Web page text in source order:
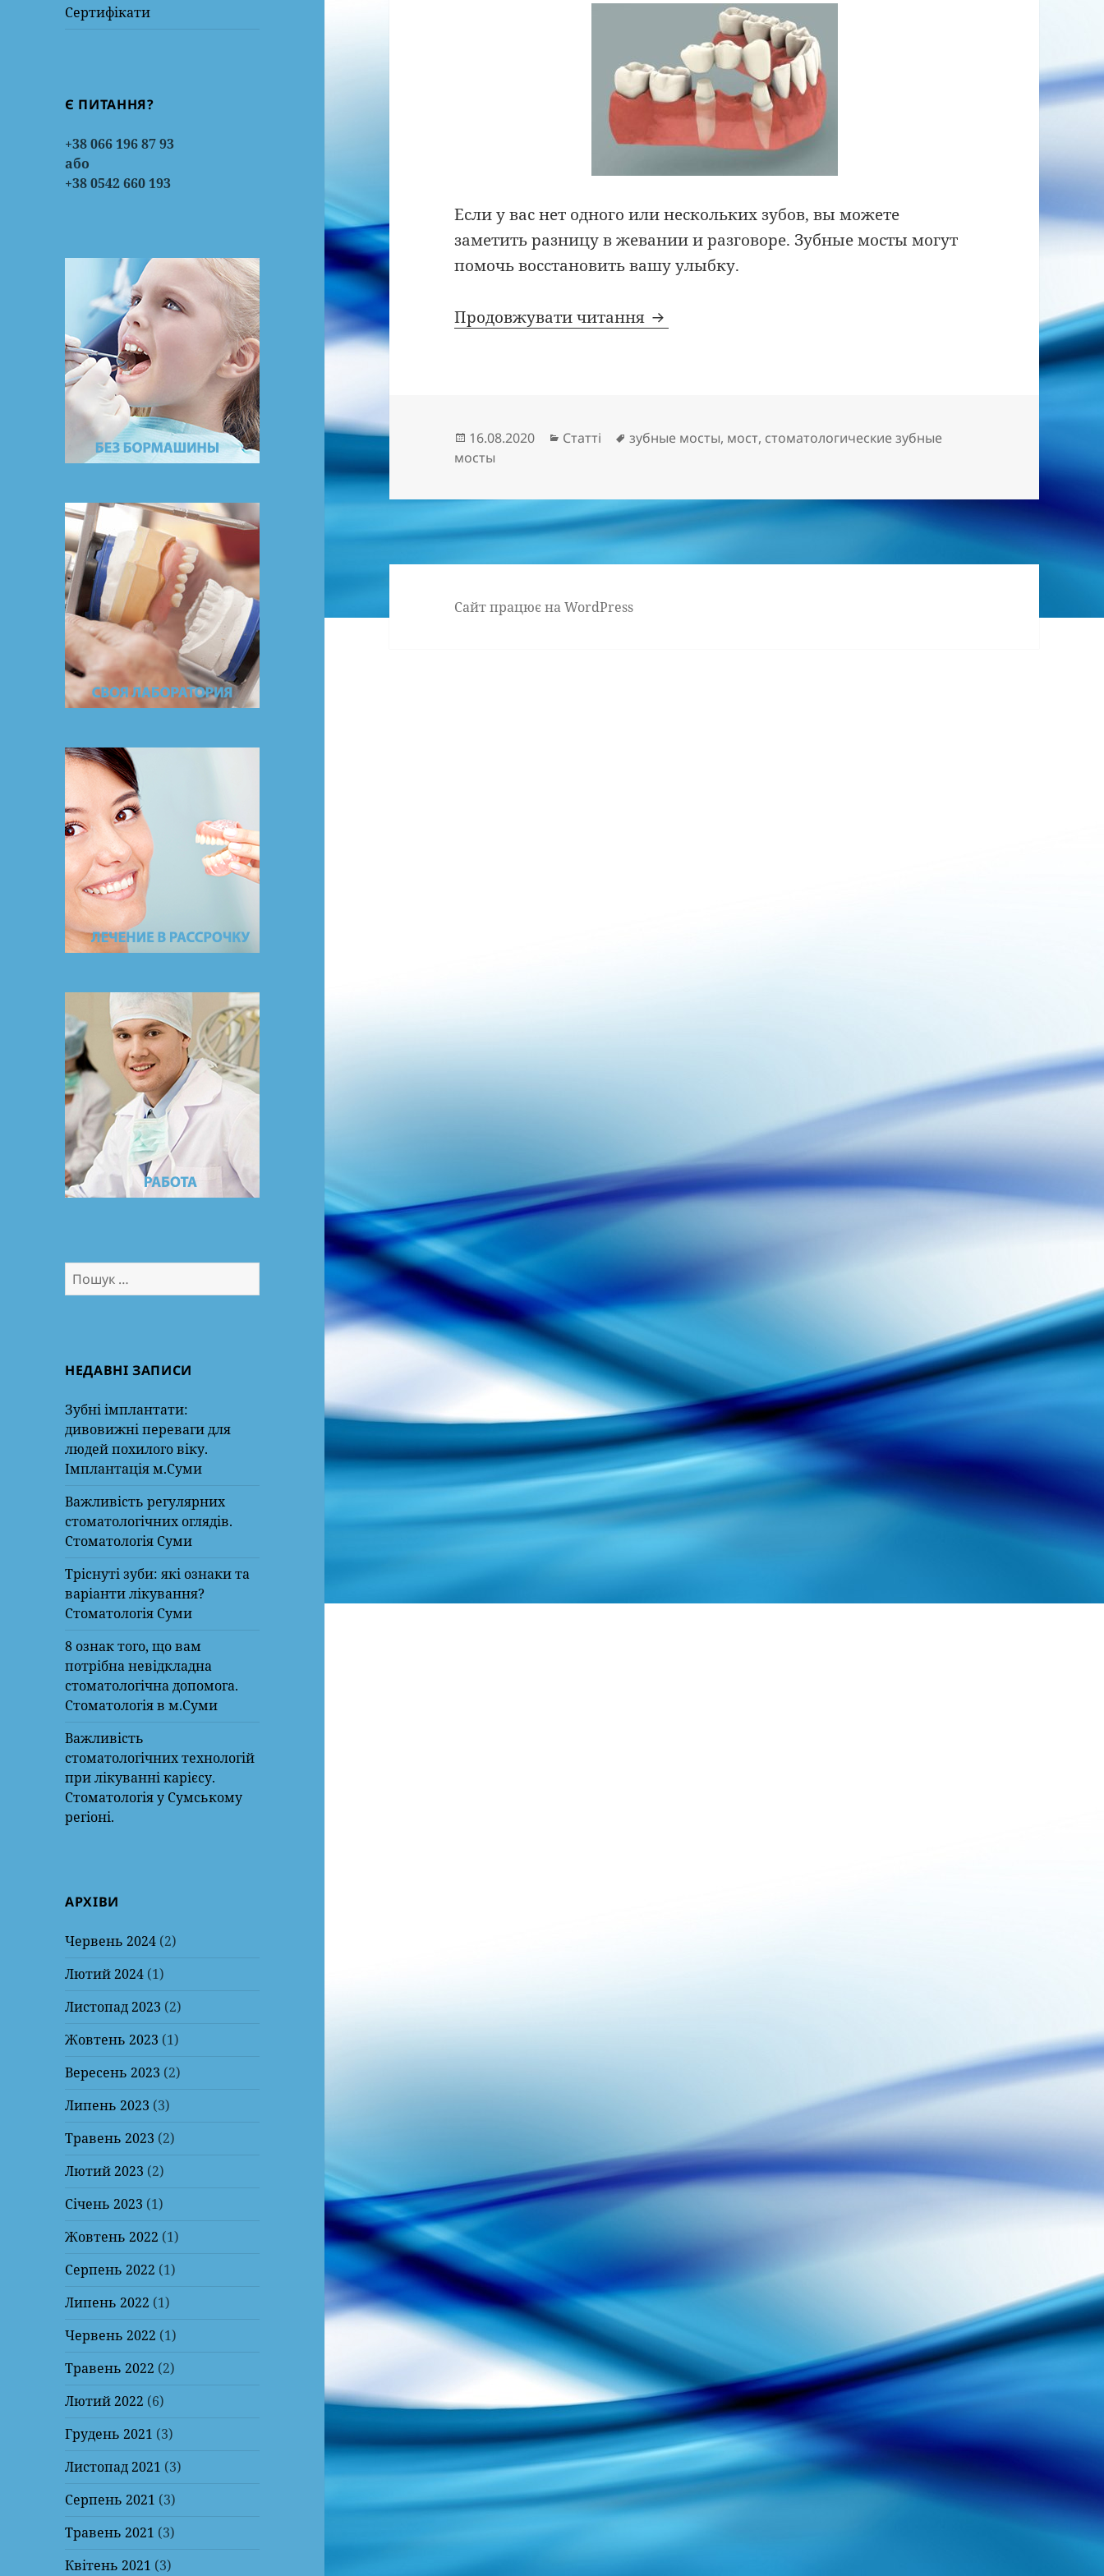
Сертифікати
Є ПИТАННЯ?
+38 066 196 87 93
або
+38 0542 660 193
Пошук:
НЕДАВНІ ЗАПИСИ
Зубні імплантати:
дивовижні переваги для
людей похилого віку.
Імплантація м.Суми
Важливість регулярних
стоматологічних оглядів.
Стоматологія Суми
Тріснуті зуби: які ознаки та
варіанти лікування?
Стоматологія Суми
8 ознак того, що вам
потрібна невідкладна
стоматологічна допомога.
Стоматологія в м.Суми
Важливість
стоматологічних технологій
при лікуванні карієсу.
Стоматологія у Сумському
регіоні.
АРХІВИ
Червень 2024 (2)
Лютий 2024 (1)
Листопад 2023 (2)
Жовтень 2023 (1)
Вересень 2023 (2)
Липень 2023 (3)
Травень 2023 (2)
Лютий 2023 (2)
Січень 2023 (1)
Жовтень 2022 (1)
Серпень 2022 (1)
Липень 2022 (1)
Червень 2022 (1)
Травень 2022 (2)
Лютий 2022 (6)
Грудень 2021 (3)
Листопад 2021 (3)
Серпень 2021 (3)
Травень 2021 (3)
Квітень 2021 (3)
Если у вас нет одного или нескольких зубов, вы можете
заметить разницу в жевании и разговоре. Зубные мосты могут
помочь восстановить вашу улыбку.
Продовжувати читання Зубные мосты
Опубліковано
16.08.2020 Категорії
Статті Позначки
зубные мосты, мост, стоматологические зубные
мосты
Сайт працює на WordPress